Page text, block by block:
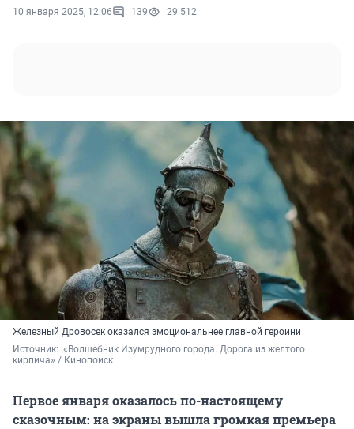
10 января 2025, 12:06 139 29 512
Железный Дровосек оказался эмоциональнее главной героини
Источник: «Волшебник Изумрудного города. Дорога из желтого
кирпича» / Кинопоиск
Первое января оказалось по-настоящему
сказочным: на экраны вышла громкая премьера